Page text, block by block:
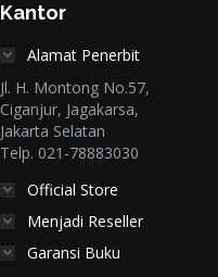
Kantor
Alamat Penerbit
Jl. H. Montong No.57,
Ciganjur, Jagakarsa,
Jakarta Selatan
Telp. 021-78883030
Official Store
Menjadi Reseller
Garansi Buku